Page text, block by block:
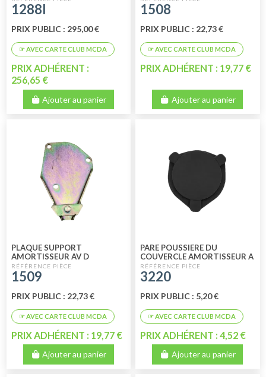
1288I
PRIX PUBLIC : 295,00 €
PRIX ADHÉRENT :
256,65 €
Ajouter au panier
1508
PRIX PUBLIC : 22,73 €
PRIX ADHÉRENT : 19,77 €
Ajouter au panier
PLAQUE SUPPORT
AMORTISSEUR AV D
1509
PRIX PUBLIC : 22,73 €
PRIX ADHÉRENT : 19,77 €
Ajouter au panier
PARE POUSSIERE DU
COUVERCLE AMORTISSEUR A
FRICTION
3220
PRIX PUBLIC : 5,20 €
PRIX ADHÉRENT : 4,52 €
Ajouter au panier